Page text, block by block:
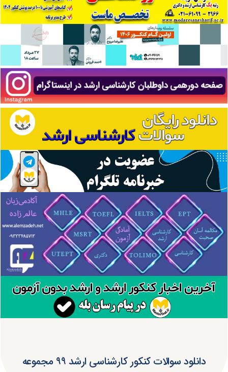
دانلود سوالات کنکور کارشناسی ارشد ۹۹ مجموعه